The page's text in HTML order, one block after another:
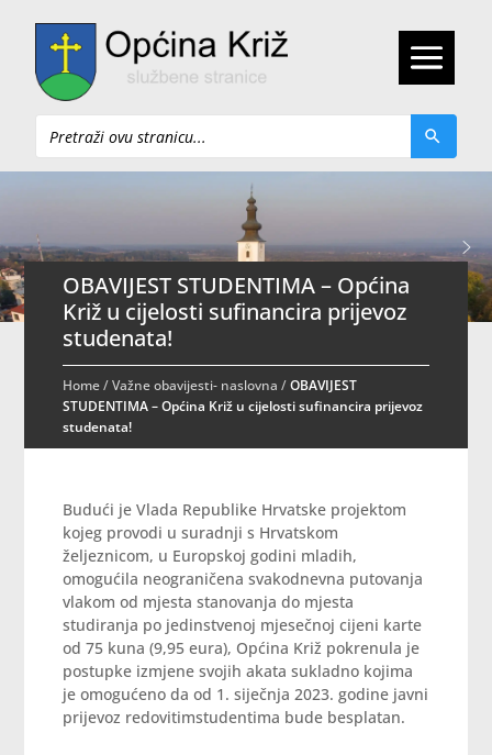
Pretraži
OBAVIJEST STUDENTIMA – Općina
Križ u cijelosti sufinancira prijevoz
studenata!
Home/Važne obavijesti- naslovna /OBAVIJEST
STUDENTIMA – Općina Križ u cijelosti sufinancira prijevoz
studenata!
Budući je Vlada Republike Hrvatske projektom
kojeg provodi u suradnji s Hrvatskom
željeznicom, u Europskoj godini mladih,
omogućila neograničena svakodnevna putovanja
vlakom od mjesta stanovanja do mjesta
studiranja po jedinstvenoj mjesečnoj cijeni karte
od 75 kuna (9,95 eura), Općina Križ pokrenula je
postupke izmjene svojih akata sukladno kojima
je omogućeno da od 1. siječnja 2023. godine javni
prijevoz redovitimstudentima bude besplatan.